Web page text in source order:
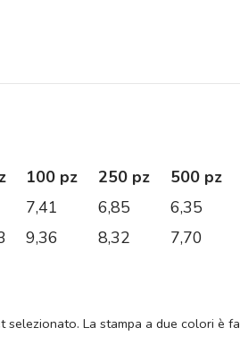
100 pz 250 pz 500 pz
7,41 6,85 6,35
9,36 8,32 7,70
La stampa a due colori è